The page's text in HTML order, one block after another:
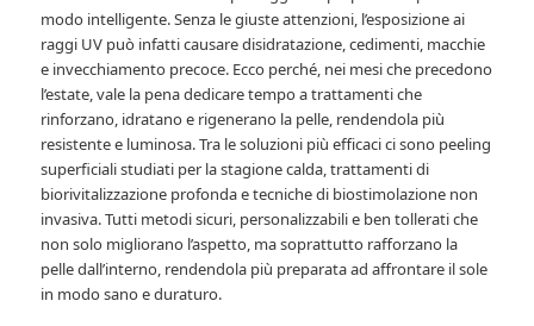
modo intelligente. Senza le giuste attenzioni, l’esposizione ai
raggi UV può infatti causare disidratazione, cedimenti, macchie
e invecchiamento precoce. Ecco perché, nei mesi che precedono
l’estate, vale la pena dedicare tempo a trattamenti che
rinforzano, idratano e rigenerano la pelle, rendendola più
resistente e luminosa. Tra le soluzioni più efficaci ci sono peeling
superficiali studiati per la stagione calda, trattamenti di
biorivitalizzazione profonda e tecniche di biostimolazione non
invasiva. Tutti metodi sicuri, personalizzabili e ben tollerati che
non solo migliorano l’aspetto, ma soprattutto rafforzano la
pelle dall’interno, rendendola più preparata ad affrontare il sole
in modo sano e duraturo.